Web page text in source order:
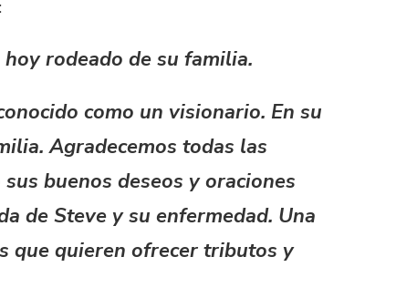
rodeado de su familia.
como un visionario. En su
Agradecemos todas las
buenos deseos y oraciones
de Steve y su enfermedad. Una
que quieren ofrecer tributos y